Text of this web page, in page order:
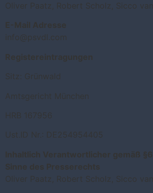
Oliver Paatz, Robert Scholz, Sicco
E-Mail Adresse
info@psvdl.com
Registereintragungen
Sitz: Grünwald
Amtsgericht München
HRB 167956
Ust.ID Nr.: DE254954405
Inhaltlich Verantwortlicher gemäß
Sinne des Presserechts
Oliver Paatz, Robert Scholz, Sicco